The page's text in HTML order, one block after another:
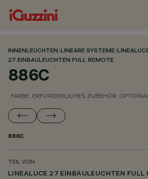
INNENLEUCHTEN/LINEARE SYSTEME/
27 EINBAULEUCHTEN FULL REMOTE
886C
FARBE ERFORDERLICHES ZUBEHÖR
886C
TEIL VON
LINEALUCE 27 EINBAULEUCHTEN FULL